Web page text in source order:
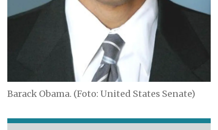
Barack Obama. (Foto: United States Senate)